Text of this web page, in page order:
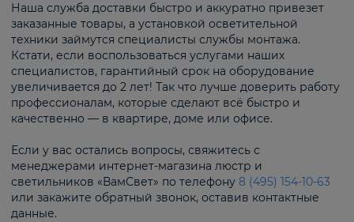
Наша служба доставки быстро и аккуратно привезет
заказанные товары, а установкой осветительной
техники займутся специалисты службы монтажа.
Кстати, если воспользоваться услугами наших
специалистов, гарантийный срок на оборудование
увеличивается до 2 лет! Так что лучше доверить работу
профессионалам, которые сделают всё быстро и
качественно — в квартире, доме или офисе.
Если у вас остались вопросы, свяжитесь с
менеджерами интернет-магазина люстр и
светильников «ВамСвет» по телефону 8 (495) 154-10-63
или закажите обратный звонок, оставив контактные
данные.